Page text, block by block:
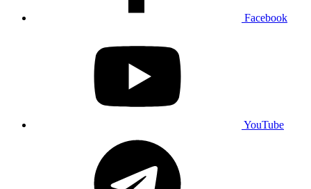
Facebook
YouTube